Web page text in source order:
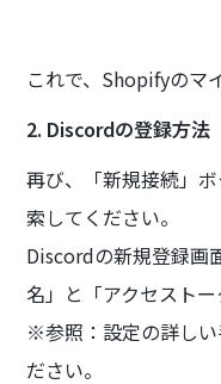
これで、Shopifyのマ
2. Discordの登録方法
再び、「新規接続」ボ
索してください。
Discordの新規登録画
名」と「アクセストー
※参照：設定の詳しい
ださい。